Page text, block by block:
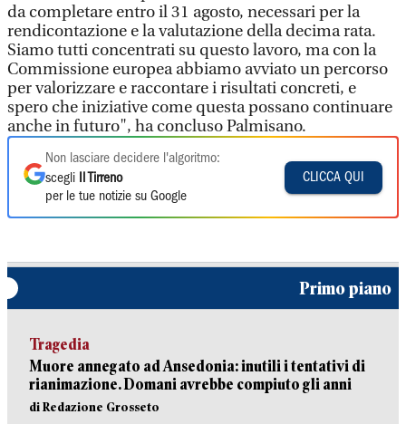
da completare entro il 31 agosto, necessari per la
rendicontazione e la valutazione della decima rata.
Siamo tutti concentrati su questo lavoro, ma con la
Commissione europea abbiamo avviato un percorso
per valorizzare e raccontare i risultati concreti, e
spero che iniziative come questa possano continuare
anche in futuro", ha concluso Palmisano.
Non lasciare decidere l'algoritmo:
scegli
Il Tirreno
per le tue notizie su Google
CLICCA QUI
Primo piano
Tragedia
Muore annegato ad Ansedonia: inutili i tentativi di
rianimazione. Domani avrebbe compiuto gli anni
di Redazione Grosseto